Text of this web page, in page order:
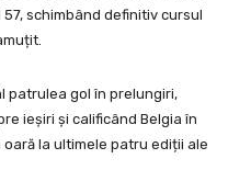
schimbând definitiv cursul
patrulea gol în prelungiri,
ieșiri și calificând Belgia în
la ultimele patru ediții ale